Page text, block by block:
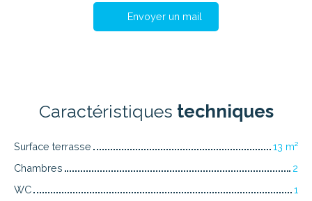
Envoyer un mail
Caractéristiques techniques
Surface terrasse 13 m²
Chambres
2
WC
1